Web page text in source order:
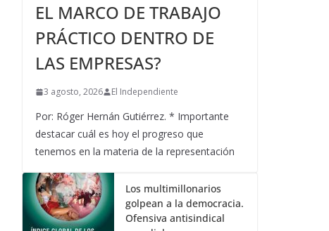
EL MARCO DE TRABAJO
PRÁCTICO DENTRO DE
LAS EMPRESAS?
3 agosto, 2026 El Independiente
Por: Róger Hernán Gutiérrez. * Importante
destacar cuál es hoy el progreso que
tenemos en la materia de la representación
Los multimillonarios
golpean a la democracia.
Ofensiva antisindical